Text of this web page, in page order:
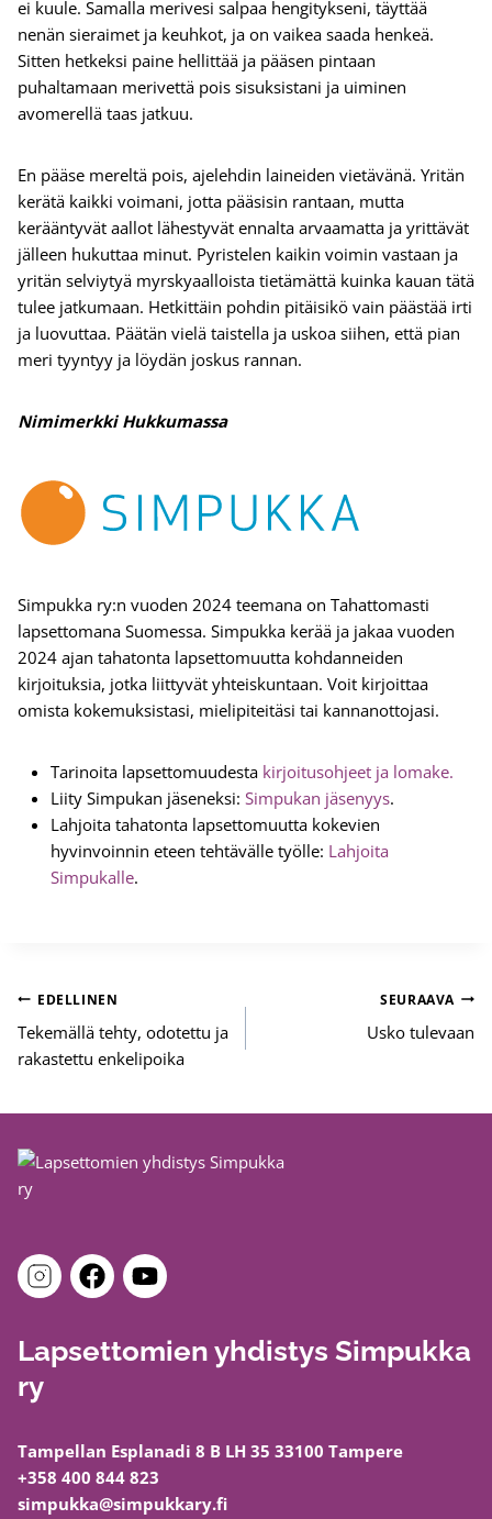
ei kuule. Samalla merivesi salpaa hengitykseni, täyttää
nenän sieraimet ja keuhkot, ja on vaikea saada henkeä.
Sitten hetkeksi paine hellittää ja pääsen pintaan
puhaltamaan merivettä pois sisuksistani ja uiminen
avomerellä taas jatkuu.
En pääse mereltä pois, ajelehdin laineiden vietävänä. Yritän
kerätä kaikki voimani, jotta pääsisin rantaan, mutta
kerääntyvät aallot lähestyvät ennalta arvaamatta ja yrittävät
jälleen hukuttaa minut. Pyristelen kaikin voimin vastaan ja
yritän selviytyä myrskyaalloista tietämättä kuinka kauan tätä
tulee jatkumaan. Hetkittäin pohdin pitäisikö vain päästää irti
ja luovuttaa. Päätän vielä taistella ja uskoa siihen, että pian
meri tyyntyy ja löydän joskus rannan.
Nimimerkki Hukkumassa
Simpukka ry:n vuoden 2024 teemana on Tahattomasti
lapsettomana Suomessa. Simpukka kerää ja jakaa vuoden
2024 ajan tahatonta lapsettomuutta kohdanneiden
kirjoituksia, jotka liittyvät yhteiskuntaan. Voit kirjoittaa
omista kokemuksistasi, mielipiteitäsi tai kannanottojasi.
Tarinoita lapsettomuudesta kirjoitusohjeet ja lomake.
Liity Simpukan jäseneksi: Simpukan jäsenyys.
Lahjoita tahatonta lapsettomuutta kokevien
hyvinvoinnin eteen tehtävälle työlle: Lahjoita
Simpukalle.
Artikkelien
selaus
EDELLINEN
Tekemällä tehty, odotettu ja
rakastettu enkelipoika
SEURAAVA
Usko tulevaan
Lapsettomien yhdistys Simpukka
ry
Tampellan Esplanadi 8 B LH 35 33100 Tampere
+358 400 844 823
simpukka@simpukkary.fi